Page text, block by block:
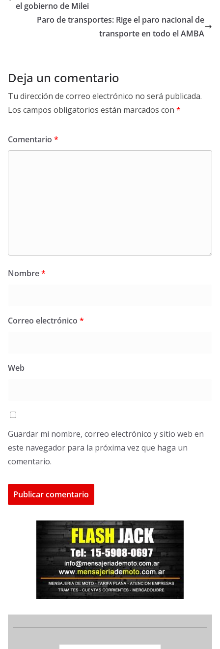
el gobierno de Milei
Paro de transportes: Rige el paro nacional de
transporte en todo el AMBA
Deja un comentario
Tu dirección de correo electrónico no será publicada.
Los campos obligatorios están marcados con *
Comentario *
Nombre*
Correo electrónico *
Web
Guardar mi nombre, correo electrónico y sitio web en
este navegador para la próxima vez que haga un
comentario.